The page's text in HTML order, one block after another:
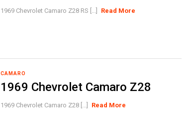
1969 Chevrolet Camaro Z28 RS [...] Read More
CAMARO
1969 Chevrolet Camaro Z28
1969 Chevrolet Camaro Z28 [...] Read More